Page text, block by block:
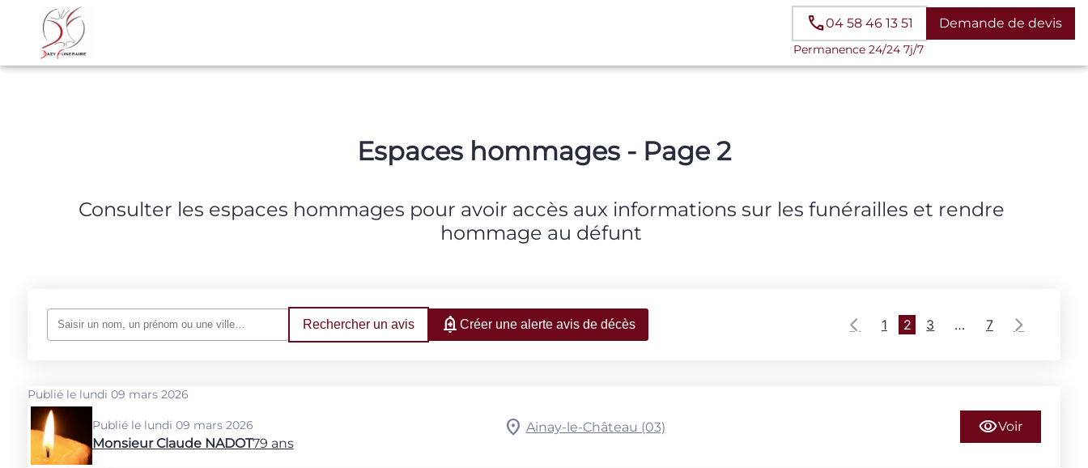
Permanence 24/24 7j/7
04 58 46 13 51 Demande de devis
NOS SERVICES
Espaces hommages - Page 2
Consulter les espaces hommages pour avoir accès aux informations sur les funérailles et rendre
hommage au défunt
Rechercher un avis Créer une alerte avis de décès 1 2 3 … 7
Publié le lundi 09 mars 2026
Publié le lundi 09 mars 2026
Monsieur Claude NADOT79 ans
Ainay-le-Château (03) Voir